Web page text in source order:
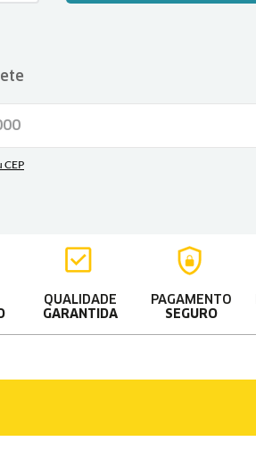
QUALIDADE
GARANTIDA
PAGAMENTO
SEGURO